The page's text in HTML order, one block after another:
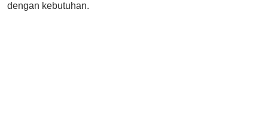
dengan kebutuhan.